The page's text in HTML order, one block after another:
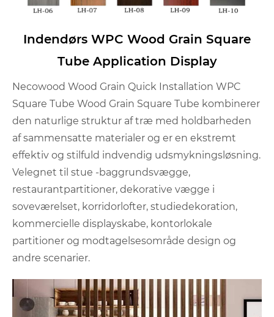
Indendørs WPC Wood Grain Square
Tube Application Display
Necowood Wood Grain Quick Installation WPC
Square Tube Wood Grain Square Tube kombinerer
den naturlige struktur af træ med holdbarheden
af ​​sammensatte materialer og er en ekstremt
effektiv og stilfuld indvendig udsmykningsløsning.
Velegnet til stue -baggrundsvægge,
restaurantpartitioner, dekorative vægge i
soveværelset, korridorlofter, studiedekoration,
kommercielle displayskabe, kontorlokale
partitioner og modtagelsesområde design og
andre scenarier.